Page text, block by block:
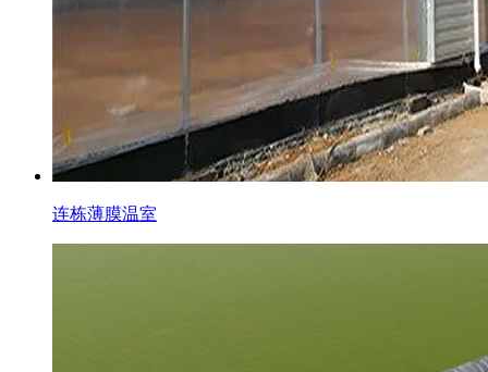
连栋薄膜温室